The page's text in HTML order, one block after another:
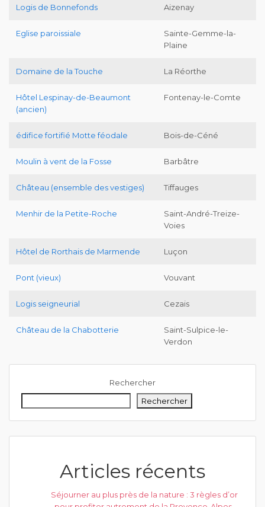
Logis de Bonnefonds Aizenay
Eglise paroissiale
Sainte-Gemme-la-
Plaine
Domaine de la Touche La Réorthe
Hôtel Lespinay-de-Beaumont
(ancien)
Fontenay-le-Comte
édifice fortifié Motte féodale Bois-de-Céné
Moulin à vent de la Fosse Barbâtre
Château (ensemble des vestiges) Tiffauges
Menhir de la Petite-Roche
Saint-André-Treize-
Voies
Hôtel de Rorthais de Marmende Luçon
Pont (vieux) Vouvant
Logis seigneurial Cezais
Château de la Chabotterie
Saint-Sulpice-le-
Verdon
Rechercher
Rechercher
Articles récents
Séjourner au plus près de la nature : 3 règles d’or